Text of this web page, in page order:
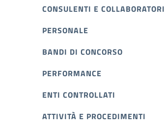
CONSULENTI E COLLABORATORI
PERSONALE
BANDI DI CONCORSO
PERFORMANCE
ENTI CONTROLLATI
ATTIVITÀ E PROCEDIMENTI